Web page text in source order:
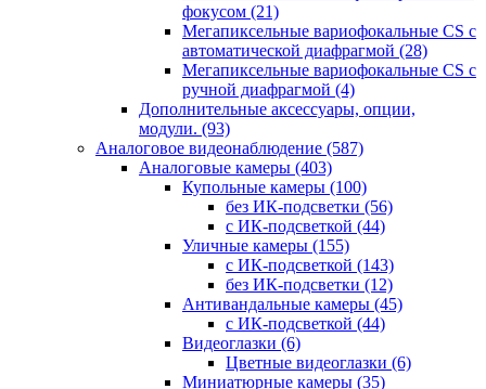
фокусом (21)
Мегапиксельные вариофокальные CS c
автоматической диафрагмой (28)
Мегапиксельные вариофокальные CS c
ручной диафрагмой (4)
Дополнительные аксессуары, опции,
модули. (93)
Аналоговое видеонаблюдение (587)
Аналоговые камеры (403)
Купольные камеры (100)
без ИК-подсветки (56)
с ИК-подсветкой (44)
Уличные камеры (155)
с ИК-подсветкой (143)
без ИК-подсветки (12)
Антивандальные камеры (45)
с ИК-подсветкой (44)
Видеоглазки (6)
Цветные видеоглазки (6)
Миниатюрные камеры (35)